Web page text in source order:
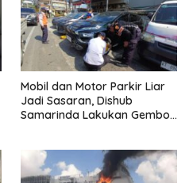
Mobil dan Motor Parkir Liar
Jadi Sasaran, Dishub
Samarinda Lakukan Gembok